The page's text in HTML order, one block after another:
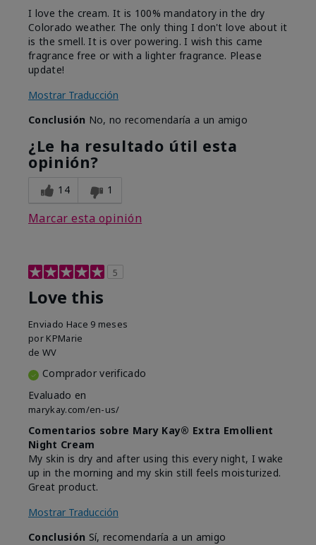
I love the cream. It is 100% mandatory in the dry
Colorado weather. The only thing I don't love about it
is the smell. It is over powering. I wish this came
fragrance free or with a lighter fragrance. Please
update!
Mostrar Traducción
Conclusión No, no recomendaría a un amigo
¿Le ha resultado útil esta
opinión?
14 1
Marcar esta opinión
5
Love this
Enviado Hace 9 meses
por KPMarie
de WV
Comprador verificado
Evaluado en
marykay.com/en-us/
Comentarios sobre Mary Kay® Extra Emollient
Night Cream
My skin is dry and after using this every night, I wake
up in the morning and my skin still feels moisturized.
Great product.
Mostrar Traducción
Conclusión Sí, recomendaría a un amigo